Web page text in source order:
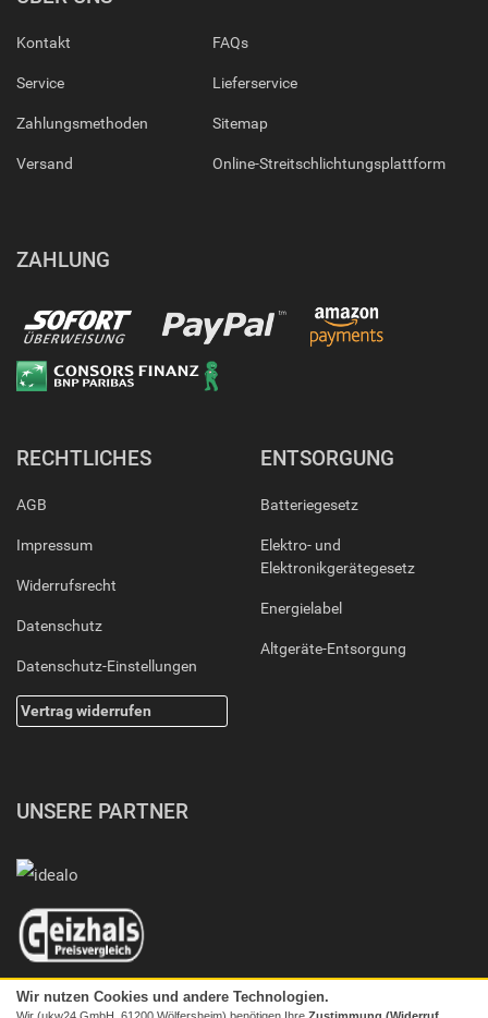
Kontakt
Service
Zahlungsmethoden
Versand
FAQs
Lieferservice
Sitemap
Online-Streitschlichtungsplattform
ZAHLUNG
RECHTLICHES
AGB
Impressum
Widerrufsrecht
Datenschutz
Datenschutz-Einstellungen
Vertrag widerrufen
ENTSORGUNG
Batteriegesetz
Elektro- und
Elektronikgerätegesetz
Energielabel
Altgeräte-Entsorgung
UNSERE PARTNER
Wir nutzen Cookies und andere Technologien.